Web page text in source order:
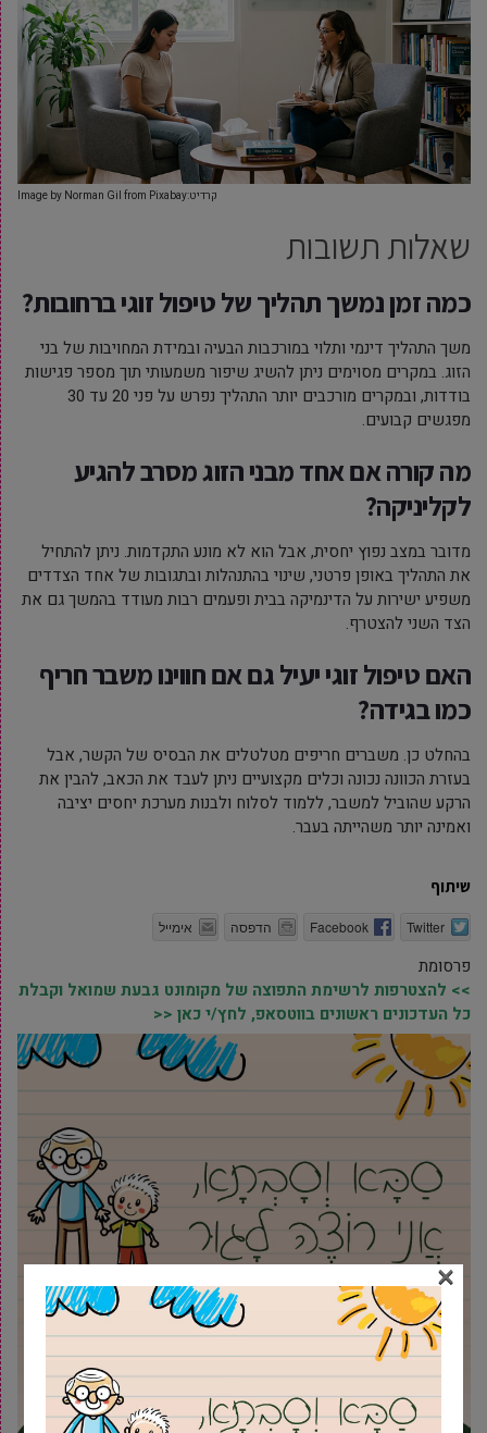
קרדיט:Image by Norman Gil from Pixabay
שאלות תשובות
כמה זמן נמשך תהליך של טיפול זוגי ברחובות?
משך התהליך דינמי ותלוי במורכבות הבעיה ובמידת המחויבות של בני
הזוג. במקרים מסוימים ניתן להשיג שיפור משמעותי תוך מספר פגישות
בודדות, ובמקרים מורכבים יותר התהליך נפרש על פני 20 עד 30
מפגשים קבועים.
מה קורה אם אחד מבני הזוג מסרב להגיע
לקליניקה?
מדובר במצב נפוץ יחסית, אבל הוא לא מונע התקדמות. ניתן להתחיל
את התהליך באופן פרטני, שינוי בהתנהלות ובתגובות של אחד הצדדים
משפיע ישירות על הדינמיקה בבית ופעמים רבות מעודד בהמשך גם את
הצד השני להצטרף.
האם טיפול זוגי יעיל גם אם חווינו משבר חריף
כמו בגידה?
בהחלט כן. משברים חריפים מטלטלים את הבסיס של הקשר, אבל
בעזרת הכוונה נכונה וכלים מקצועיים ניתן לעבד את הכאב, להבין את
הרקע שהוביל למשבר, ללמוד לסלוח ולבנות מערכת יחסים יציבה
ואמינה יותר משהייתה בעבר.
שיתוף
Twitter
Facebook הדפסה אימייל
פרסומת
>> להצטרפות לרשימת התפוצה של מקומונט גבעת שמואל וקבלת
כל העדכונים ראשונים בווטסאפ, לחץ/י כאן <<
×